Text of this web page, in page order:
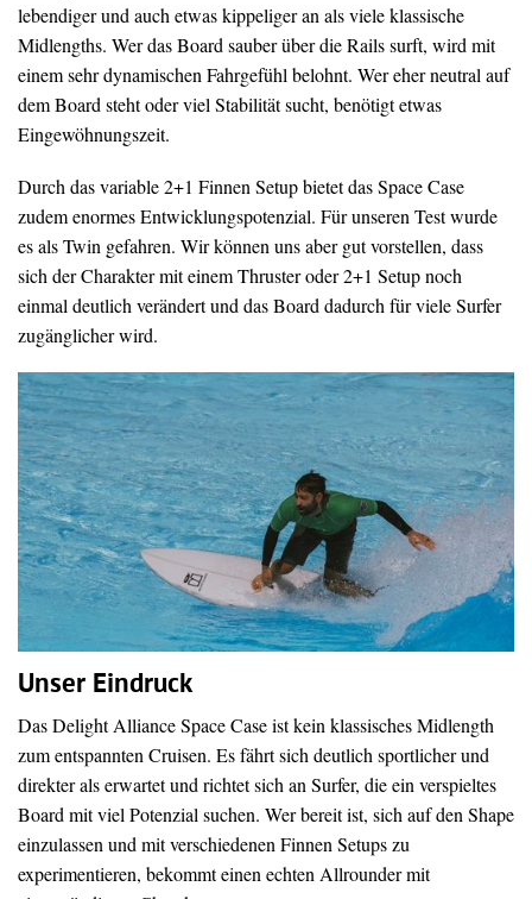
lebendiger und auch etwas kippeliger an als viele klassische
Midlengths. Wer das Board sauber über die Rails surft, wird mit
einem sehr dynamischen Fahrgefühl belohnt. Wer eher neutral auf
dem Board steht oder viel Stabilität sucht, benötigt etwas
Eingewöhnungszeit.
Durch das variable 2+1 Finnen Setup bietet das Space Case
zudem enormes Entwicklungspotenzial. Für unseren Test wurde
es als Twin gefahren. Wir können uns aber gut vorstellen, dass
sich der Charakter mit einem Thruster oder 2+1 Setup noch
einmal deutlich verändert und das Board dadurch für viele Surfer
zugänglicher wird.
Unser Eindruck
Das Delight Alliance Space Case ist kein klassisches Midlength
zum entspannten Cruisen. Es fährt sich deutlich sportlicher und
direkter als erwartet und richtet sich an Surfer, die ein verspieltes
Board mit viel Potenzial suchen. Wer bereit ist, sich auf den Shape
einzulassen und mit verschiedenen Finnen Setups zu
experimentieren, bekommt einen echten Allrounder mit